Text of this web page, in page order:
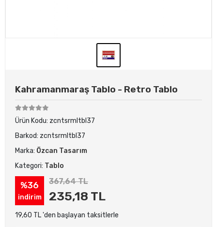
Kahramanmaraş Tablo - Retro Tablo
Ürün Kodu: zcntsrmltbl37
Barkod: zcntsrmltbl37
Marka: Özcan Tasarım
Kategori: Tablo
%36
indirim
367,64 TL
235,18 TL
19,60 TL 'den başlayan taksitlerle